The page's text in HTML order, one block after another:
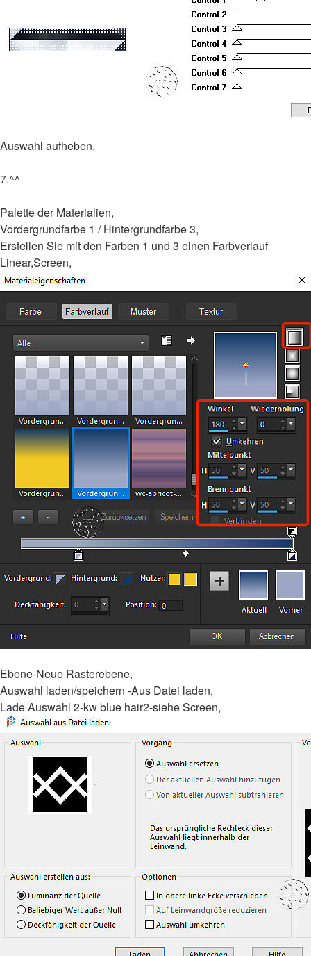
Auswahl aufheben.
7.^^
Palette der Materialien,
Vordergrundfarbe 1 / Hintergrundfarbe 3,
Erstellen Sie mit den Farben 1 und 3 einen Farbverlauf
Linear,Screen,
Ebene-Neue Rasterebene,
Auswahl laden/speichern -Aus Datei laden,
Lade Auswahl 2-kw blue hair2-siehe Screen,